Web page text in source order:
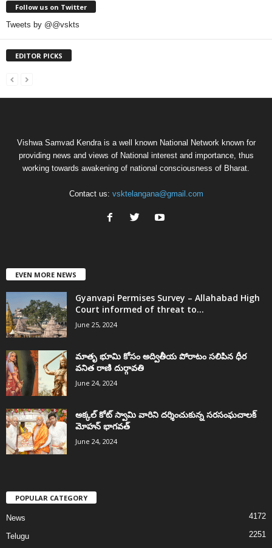
Follow us on Twitter
Tweets by @@vskts
EDITOR PICKS
Vishwa Samvad Kendra is a well known National Network known for
providing news and views of National interest and importance, thus
working towards awakening of national consciousness of Bharat.
Contact us: vsktelangana@gmail.com
EVEN MORE NEWS
Gyanvapi Permises Survey – Allahabad High
Court informed of threat to...
June 25, 2024
మాతృ భూమి కోసం అద్వితీయ పోరాటం సలిపిన ధీర
వనిత రాణి దుర్గావతి
June 24, 2024
అక్కల్‌ కోట్‌ స్వామి వారిని దర్శించుకున్న సరసంఘచాలక్
మోహన్ భాగవత్
June 24, 2024
POPULAR CATEGORY
News 4172
Telugu 2251